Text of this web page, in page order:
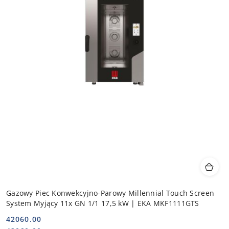
Gazowy Piec Konwekcyjno-Parowy Millennial Touch Screen
System Myjący 11x GN 1/1 17,5 kW | EKA MKF1111GTS
42060.00